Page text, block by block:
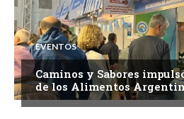
EVENTOS
Caminos y Sabores
de los Alimentos